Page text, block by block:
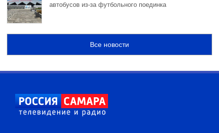
автобусов из-за футбольного поединка
Все новости